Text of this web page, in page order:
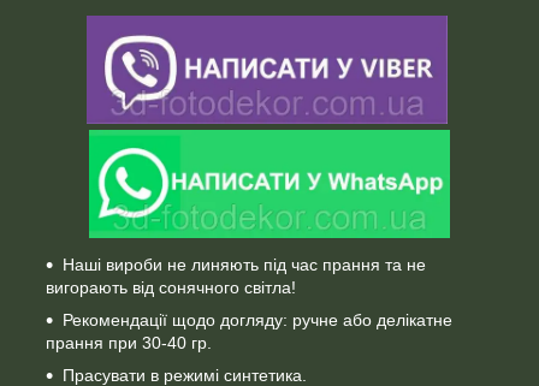
Наші вироби не линяють під час прання та не
вигорають від сонячного світла!
Рекомендації щодо догляду: ручне або делікатне
прання при 30-40 гр.
Прасувати в режимі синтетика.